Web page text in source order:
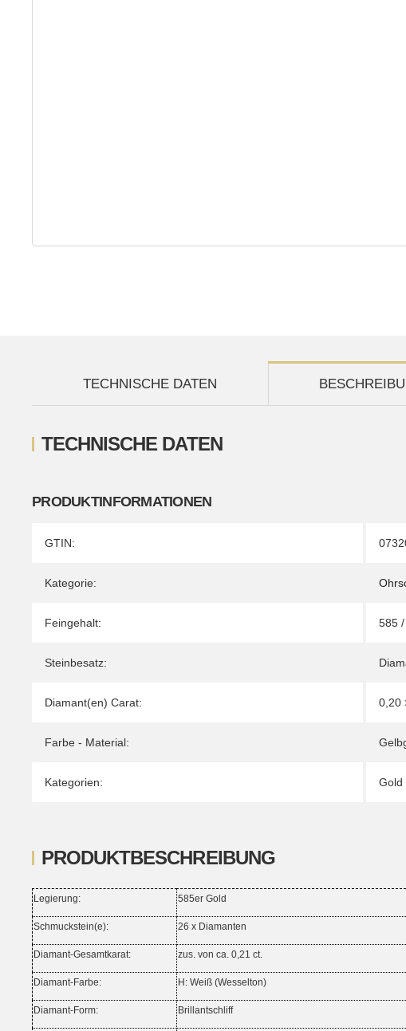
TECHNISCHE DATEN
TECHNISCHE DATEN
PRODUKTINFORMATIONEN
Produkteigenschaft
Wert
GTIN:
Kategorie:
Feingehalt: 585
Steinbesatz:
Diamant(en) Carat: 0,20
Farbe - Material:
Kategorien: Gold
PRODUKTBESCHREIBUNG
Legierung: 585er Gold
Schmuckstein(e): 26 x Diamanten
Diamant-Gesamtkarat: zus. von ca. 0,21 ct.
Diamant-Farbe: H: Weiß (Wesselton)
Diamant-Form: Brillantschliff